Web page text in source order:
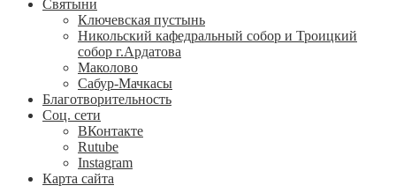
Святыни
Ключевская пустынь
Никольский кафедральный собор и Троицкий
собор г.Ардатова
Маколово
Сабур-Мачкасы
Благотворительность
Соц. сети
ВКонтакте
Rutube
Instagram
Карта сайта